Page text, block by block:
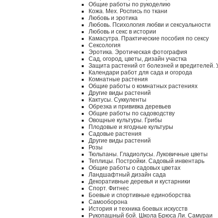
Общие работы по рукоделию
Кожа. Мех. Роспись по ткани
Любовь и эротика
Любовь. Психология любви и сексуальности
Любовь и секс в истории
Камасутра. Практические пособия по сексу
Сексология
Эротика. Эротическая фотография
Сад, огород, цветы, дизайн участка
Защита растений от болезней и вредителей.
Календари работ для сада и огорода
Комнатные растения
Общие работы о комнатных растениях
Другие виды растений
Кактусы. Суккуленты
Обрезка и прививка деревьев
Общие работы по садоводству
Овощные культуры. Грибы
Плодовые и ягодные культуры
Садовые растения
Другие виды растений
Розы
Тюльпаны. Гладиолусы. Луковичные цветы
Теплицы. Постройки. Садовый инвентарь
Общие работы о садовых цветах
Ландшафтный дизайн сада
Декоративные деревья и кустарники
Спорт. Фитнес
Боевые и спортивные единоборства
Самооборона
История и техника боевых искусств
Рукопашный бой. Школа Брюса Ли. Самураи